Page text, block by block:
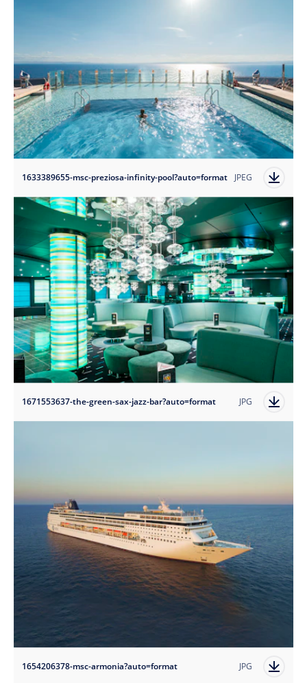
1633389655-msc-preziosa-infinity-pool?auto=format JPEG
1671553637-the-green-sax-jazz-bar?auto=format JPG
1654206378-msc-armonia?auto=format JPG